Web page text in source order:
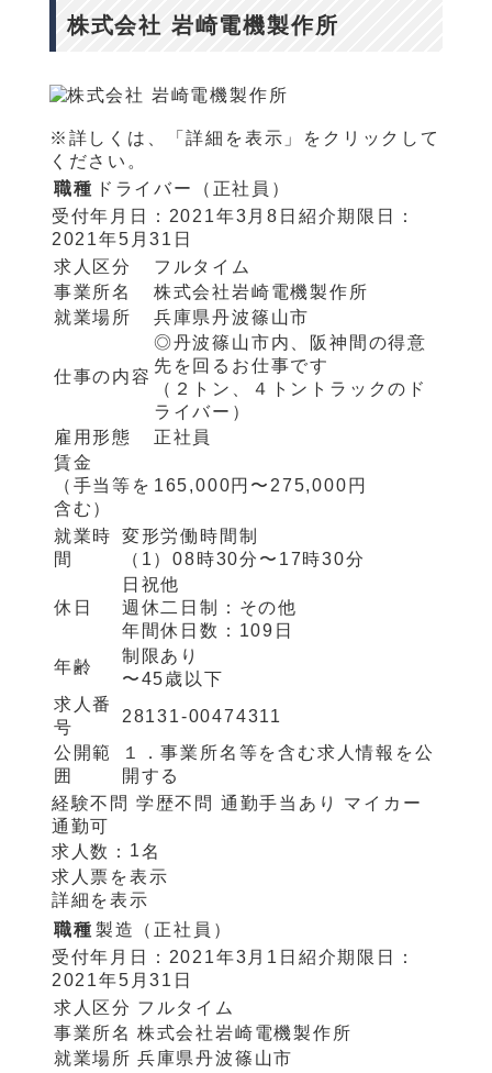
株式会社 岩崎電機製作所
※詳しくは、「詳細を表示」をクリックして
ください。
職種 ドライバー（正社員）
受付年月日： 2021年3月8日 紹介期限日：
2021年5月31日
求人区分
フルタイム
事業所名
株式会社岩崎電機製作所
就業場所
兵庫県丹波篠山市
仕事の内容
◎丹波篠山市内、阪神間の得意
先を回るお仕事です
（２トン、４トントラックのド
ライバー）
雇用形態
正社員
賃金
（手当等を
含む）
165,000円〜275,000円
就業時
間
変形労働時間制
（1）08時30分〜17時30分
休日
日祝他
週休二日制： その他
年間休日数： 109日
年齢
制限あり
〜45歳以下
求人番
号
28131-00474311
公開範
囲
１．事業所名等を含む求人情報を公
開する
経験不問 学歴不問 通勤手当あり
マイカー
通勤可
求人数： 1名
求人票を表示
詳細を表示
職種 製造（正社員）
受付年月日： 2021年3月1日 紹介期限日：
2021年5月31日
求人区分 フルタイム
事業所名 株式会社岩崎電機製作所
就業場所 兵庫県丹波篠山市